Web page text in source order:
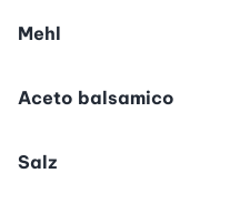
Mehl
Aceto balsamico
Salz